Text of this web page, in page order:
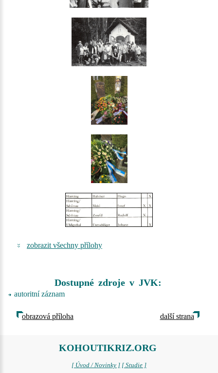
zobrazit všechny přílohy
Dostupné zdroje v JVK:
autoritní záznam
obrazová příloha další strana
KOHOUTIKRIZ.ORG
[ Úvod / Novinky ] [ Studie ]